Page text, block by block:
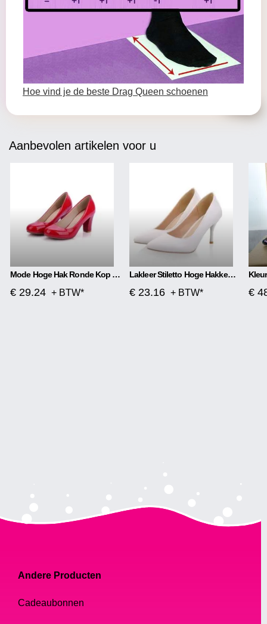
Hoe vind je de beste Drag Queen schoenen
Aanbevolen artikelen voor u
Mode Hoge Hak Ronde Kop Dames Enkele Schoenen
€ 29.24 + BTW*
Lakleer Stiletto Hoge Hakken Net Rood Hoge Hakken
€ 23.16 + BTW* €
Andere Producten
Cadeaubonnen